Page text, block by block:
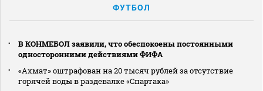
ФУТБОЛ
В КОНМЕБОЛ заявили, что обеспокоены постоянными
односторонними действиями ФИФА
«Ахмат» оштрафован на 20 тысяч рублей за отсутствие
горячей воды в раздевалке «Спартака»